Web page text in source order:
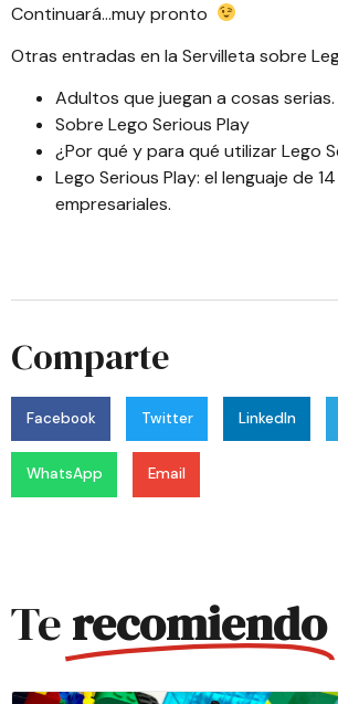
Continuará…muy pronto
Otras entradas en la Servilleta sobre
Adultos que juegan a cosas serias.
Sobre Lego Serious Play
¿Por qué y para qué utilizar Lego
Lego Serious Play: el lenguaje de
empresariales.
Comparte
Facebook Twitter LinkedIn
WhatsApp Email
Terecomiendo